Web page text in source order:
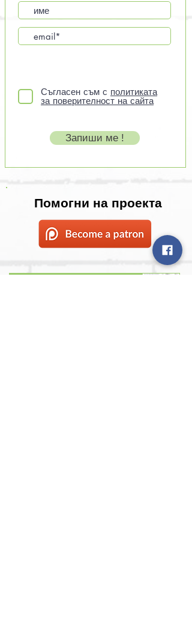
Съгласен съм с политиката
за поверителност на сайта
Запиши ме !
Помогни на проекта